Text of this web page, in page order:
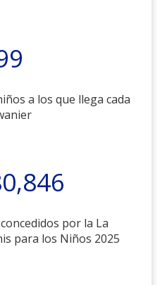
a los que llega cada
por la La
para los Niños 2025